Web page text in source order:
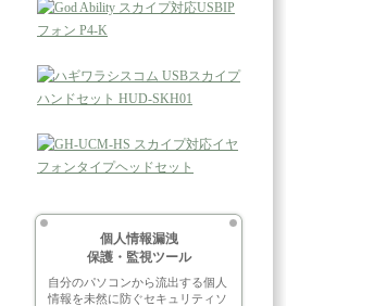
個人情報漏洩
保護・監視ツール
自分のパソコンから流出する個人
情報を未然に防ぐセキュリティソ